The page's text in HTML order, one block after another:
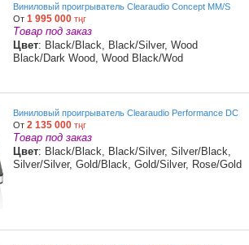
Виниловый проигрыватель Clearaudio Concept MM/S
От 1 995 000 тңг
Товар под заказ
Цвет: Black/Black, Black/Silver, Wood
Black/Dark Wood, Wood Black/Wod
Виниловый проигрыватель Clearaudio Performance DC
От 2 135 000 тңг
Товар под заказ
Цвет: Black/Black, Black/Silver, Silver/Black,
Silver/Silver, Gold/Black, Gold/Silver, Rose/Gold